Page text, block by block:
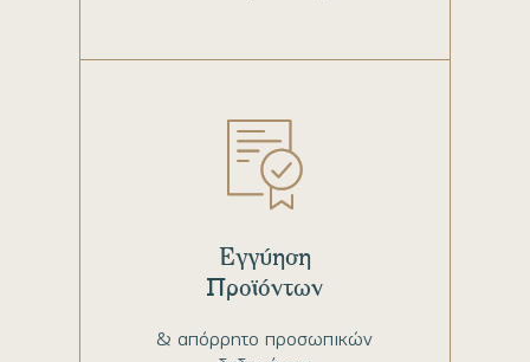
& απόρρητο προσωπικών
Εγγύηση
Προϊόντων